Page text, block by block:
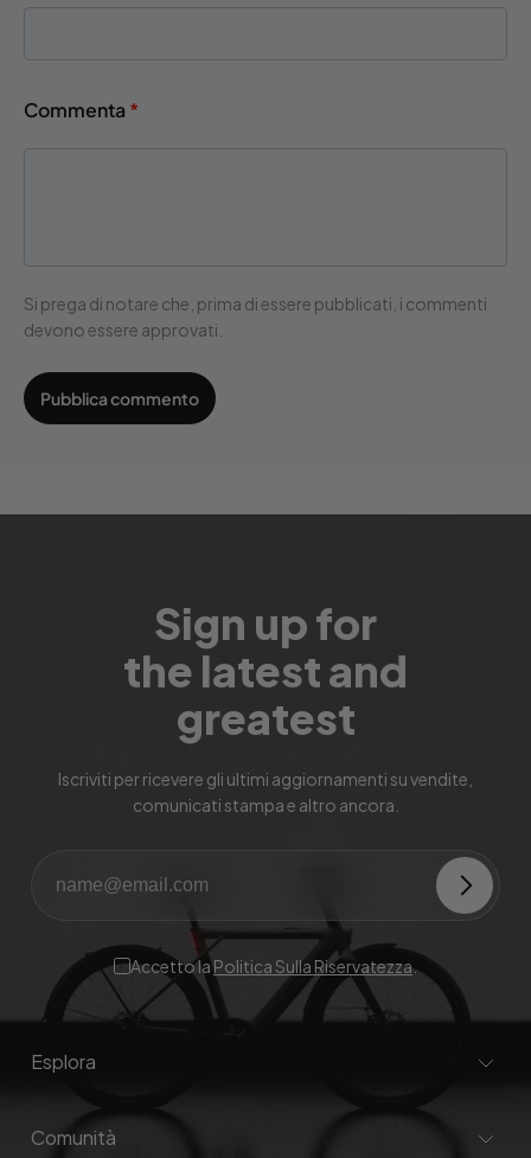
Commenta *
Si prega di notare che, prima di essere pubblicati, i commenti
devono essere approvati.
Sign up for
the latest and
greatest
Iscriviti per ricevere gli ultimi aggiornamenti su vendite,
comunicati stampa e altro ancora.
Accetto laPolitica Sulla Riservatezza.
Esplora
Comunità